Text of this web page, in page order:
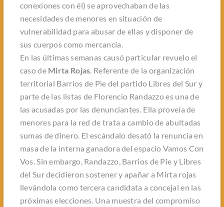
conexiones con él) se aprovechaban de las
necesidades de menores en situación de
vulnerabilidad para abusar de ellas y disponer de
sus cuerpos como mercancía.
En las últimas semanas causó particular revuelo el
caso de Mirta Rojas. Referente de la organización
territorial Barrios de Pie del partido Libres del Sur y
parte de las listas de Florencio Randazzo es una de
las acusadas por las denunciantes. Ella proveía de
menores para la red de trata a cambio de abultadas
sumas de dinero. El escándalo desató la renuncia en
masa de la interna ganadora del espacio Vamos Con
Vos. Sin embargo, Randazzo, Barrios de Pie y Libres
del Sur decidieron sostener y apañar a Mirta rojas
llevándola como tercera candidata a concejal en las
próximas elecciones. Una muestra del compromiso